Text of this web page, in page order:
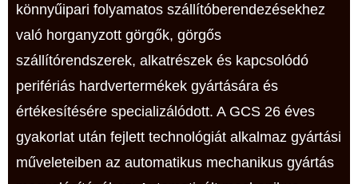
könnyűipari folyamatos szállítóberendezésekhez
való horganyzott görgők, görgős
szállítórendszerek, alkatrészek és kapcsolódó
perifériás hardvertermékek gyártására és
értékesítésére specializálódott. A GCS 26 éves
gyakorlat után fejlett technológiát alkalmaz gyártási
műveleteiben az automatikus mechanikus gyártás